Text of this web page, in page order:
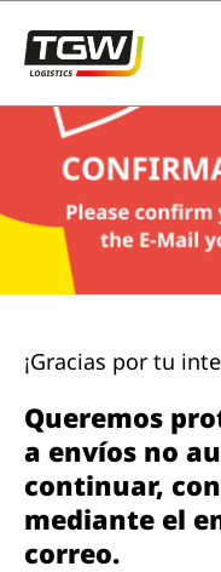
¡Gracias por tu
Queremos
a envíos no
continuar,
mediante el
correo.